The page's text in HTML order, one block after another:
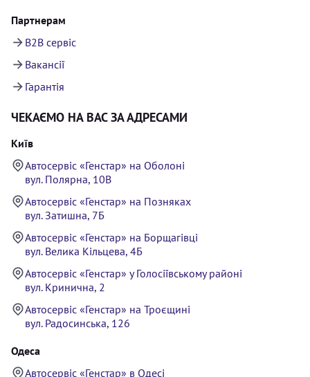
Партнерам
B2B сервіс
Вакансії
Гарантія
ЧЕКАЄМО НА ВАС ЗА АДРЕСАМИ
Київ
Автосервіс «Генстар» на Оболоні
вул. Полярна, 10В
Автосервіс «Генстар» на Позняках
вул. Затишна, 7Б
Автосервіс «Генстар» на Борщагівці
вул. Велика Кільцева, 4Б
Автосервіс «Генстар» у Голосіївському районі
вул. Кринична, 2
Автосервіс «Генстар» на Троєщині
вул. Радосинська, 126
Одеса
Автосервіс «Генстар» в Одесі